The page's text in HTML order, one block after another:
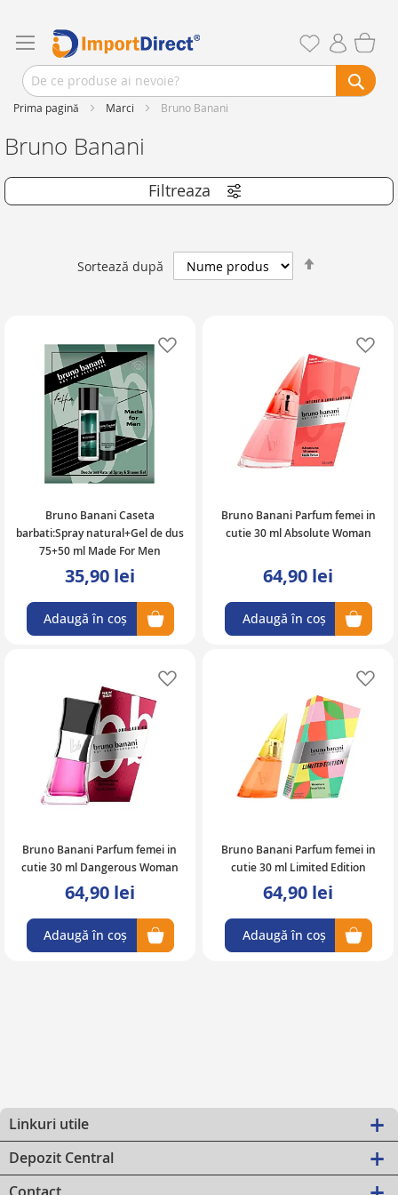
Prima pagină Marci Bruno Banani
Bruno Banani
Sortează după
Bruno Banani Caseta
barbati:Spray natural+Gel de dus
75+50 ml Made For Men
35,90 lei
Adaugă în coș
Bruno Banani Parfum femei in
cutie 30 ml Absolute Woman
64,90 lei
Adaugă în coș
Bruno Banani Parfum femei in
cutie 30 ml Dangerous Woman
64,90 lei
Adaugă în coș
Bruno Banani Parfum femei in
cutie 30 ml Limited Edition
64,90 lei
Adaugă în coș
Linkuri utile
Depozit Central